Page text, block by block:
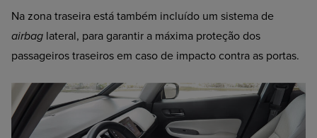
Na zona traseira está também incluído um sistema de
airbag lateral, para garantir a máxima proteção dos
passageiros traseiros em caso de impacto contra as portas.